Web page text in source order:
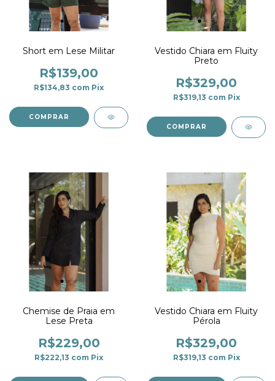
Short em Lese Militar
R$139,00
R$134,83 com Pix
COMPRAR
Vestido Chiara em Fluity
Preto
R$329,00
R$319,13 com Pix
COMPRAR
Chemise de Praia em
Lese Preta
R$229,00
R$222,13 com Pix
Vestido Chiara em Fluity
Pérola
R$329,00
R$319,13 com Pix